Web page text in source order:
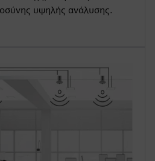
υψηλής ανάλυσης.